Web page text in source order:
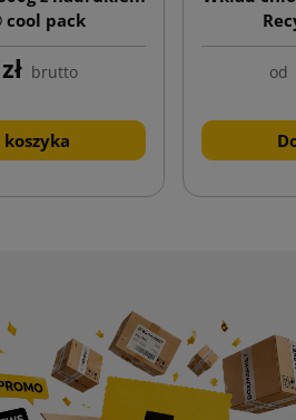
cool pack
brutto od